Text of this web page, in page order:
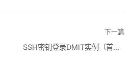
下一篇
SSH密钥登录DMIT实例（首次配置）